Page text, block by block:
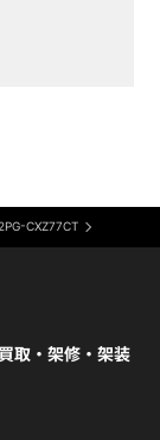
CXZ77CT
取・架修・架装